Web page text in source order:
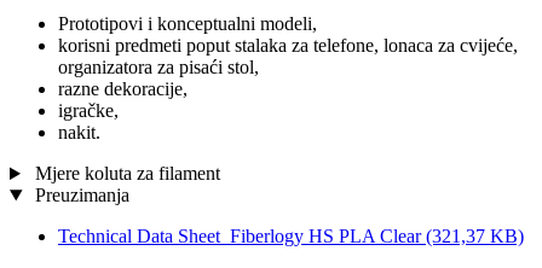
Prototipovi i konceptualni modeli,
korisni predmeti poput stalaka za telefone, lonaca za cvijeće,
organizatora za pisaći stol,
razne dekoracije,
igračke,
nakit.
Mjere koluta za filament
Preuzimanja
Technical Data Sheet_Fiberlogy HS PLA Clear(321,37 KB)